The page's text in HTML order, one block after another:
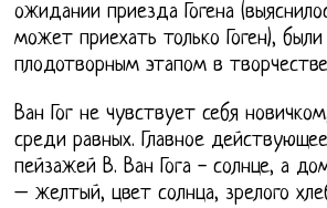
ожидании приезда Гогена
может приехать только Гоген),
плодотворным этапом в творчестве
Ван Гог не чувствует себя
среди равных. Главное
пейзажей В. Ван Гога - солнце, а
– желтый, цвет солнца, зрелого